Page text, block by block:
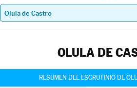
OLULA DE
RESUMEN DEL ESCRUTINIO DE